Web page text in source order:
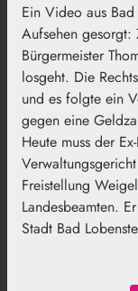
Ein Video aus
Aufsehen
Bürgermeister
losgeht. Die
und es folgte ein
gegen eine
Heute muss der
Freistellung
Landesbeamten.
Stadt Bad